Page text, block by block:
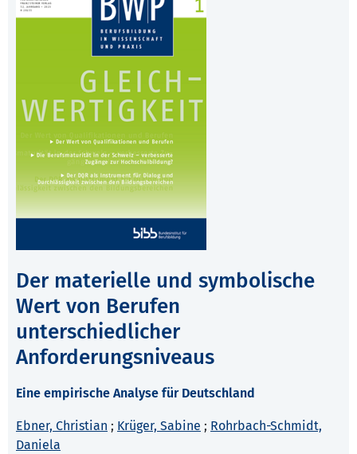
Der materielle und symbolische
Wert von Berufen
unterschiedlicher
Anforderungsniveaus
Eine empirische Analyse für Deutschland
Ebner, Christian ; Krüger, Sabine ; Rohrbach-Schmidt,
Daniela